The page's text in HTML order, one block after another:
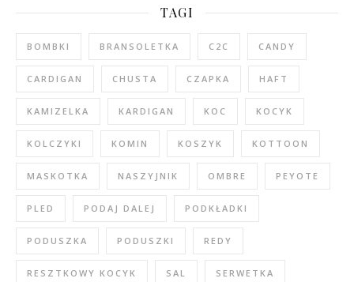
TAGI
BOMBKI BRANSOLETKA C2C CANDY
CARDIGAN CHUSTA CZAPKA HAFT
KAMIZELKA KARDIGAN KOC KOCYK
KOLCZYKI KOMIN KOSZYK KOTTOON
MASKOTKA NASZYJNIK OMBRE PEYOTE
PLED PODAJ DALEJ PODKŁADKI
PODUSZKA PODUSZKI REDY
RESZTKOWY KOCYK SAL SERWETKA